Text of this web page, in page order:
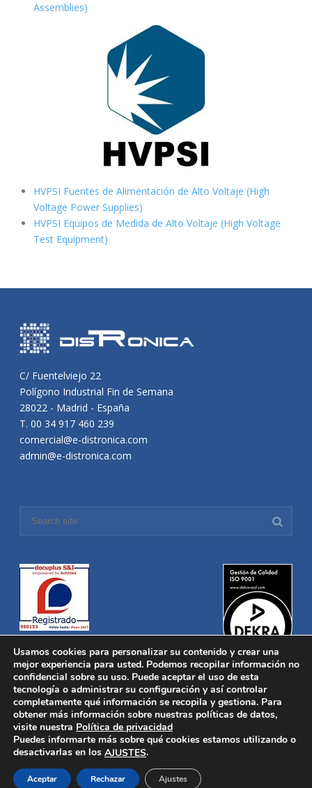
Assemblies)
HVPSI Fuentes de Alimentación de Alto Voltaje (High
Voltage Power Supplies)
HVPSI Equipos de Medida de Alto Voltaje (High Voltage
Test Equipment)
C/ Fuentelviejo 22
Polígono Industrial Fin de Semana
28022 - Madrid - España
T. 00 34 917 460 239
comercial@e-distronica.com
admin@e-distronica.com
Distronica © 2016 Todos los derechos reservados.Aviso legal
Política de privacidad|Política de Cookies
Desarrollado porNucleosoft
Inicio
Quiénes Somos
Distribución
Usamos cookies para personalizar su contenido y crear una
mejor experiencia para usted. Podemos recopilar información no
confidencial sobre su uso. Puede aceptar el uso de esta
tecnología o administrar su configuración y así controlar
completamente qué información se recopila y gestiona. Para
obtener más información sobre nuestras políticas de datos,
visite nuestra Política de privacidad
Puedes informarte más sobre qué cookies estamos utilizando o
desactivarlas en los AJUSTES.
Aceptar Rechazar Ajustes